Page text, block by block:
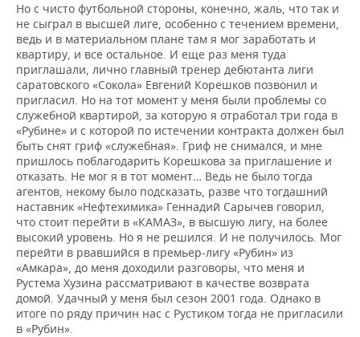
Но с чисто футбольной стороны, конечно, жаль, что так и
не сыграл в высшей лиге, особенно с течением времени,
ведь и в материальном плане там я мог заработать и
квартиру, и все остальное. И еще раз меня туда
приглашали, лично главный тренер дебютанта лиги
саратовского «Сокола» Евгений Корешков позвонил и
пригласил. Но на тот момент у меня были проблемы со
служебной квартирой, за которую я отработал три года в
«Рубине» и с которой по истечении контракта должен был
быть снят гриф «служебная». Гриф не снимался, и мне
пришлось поблагодарить Корешкова за приглашение и
отказать. Не мог я в тот момент… Ведь не было тогда
агентов, некому было подсказать, разве что тогдашний
наставник «Нефтехимика» Геннадий Сарычев говорил,
что стоит перейти в «КАМАЗ», в высшую лигу, на более
высокий уровень. Но я не решился. И не получилось. Мог
перейти в рвавшийся в премьер-лигу «Рубин» из
«Амкара», до меня доходили разговоры, что меня и
Рустема Хузина рассматривают в качестве возврата
домой. Удачный у меня был сезон 2001 года. Однако в
итоге по ряду причин нас с Рустиком тогда не пригласили
в «Рубин».